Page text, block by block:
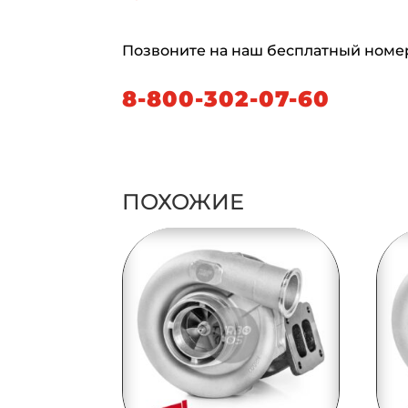
Позвоните на наш бесплатный
8-800-302-07-60
ПОХОЖИЕ